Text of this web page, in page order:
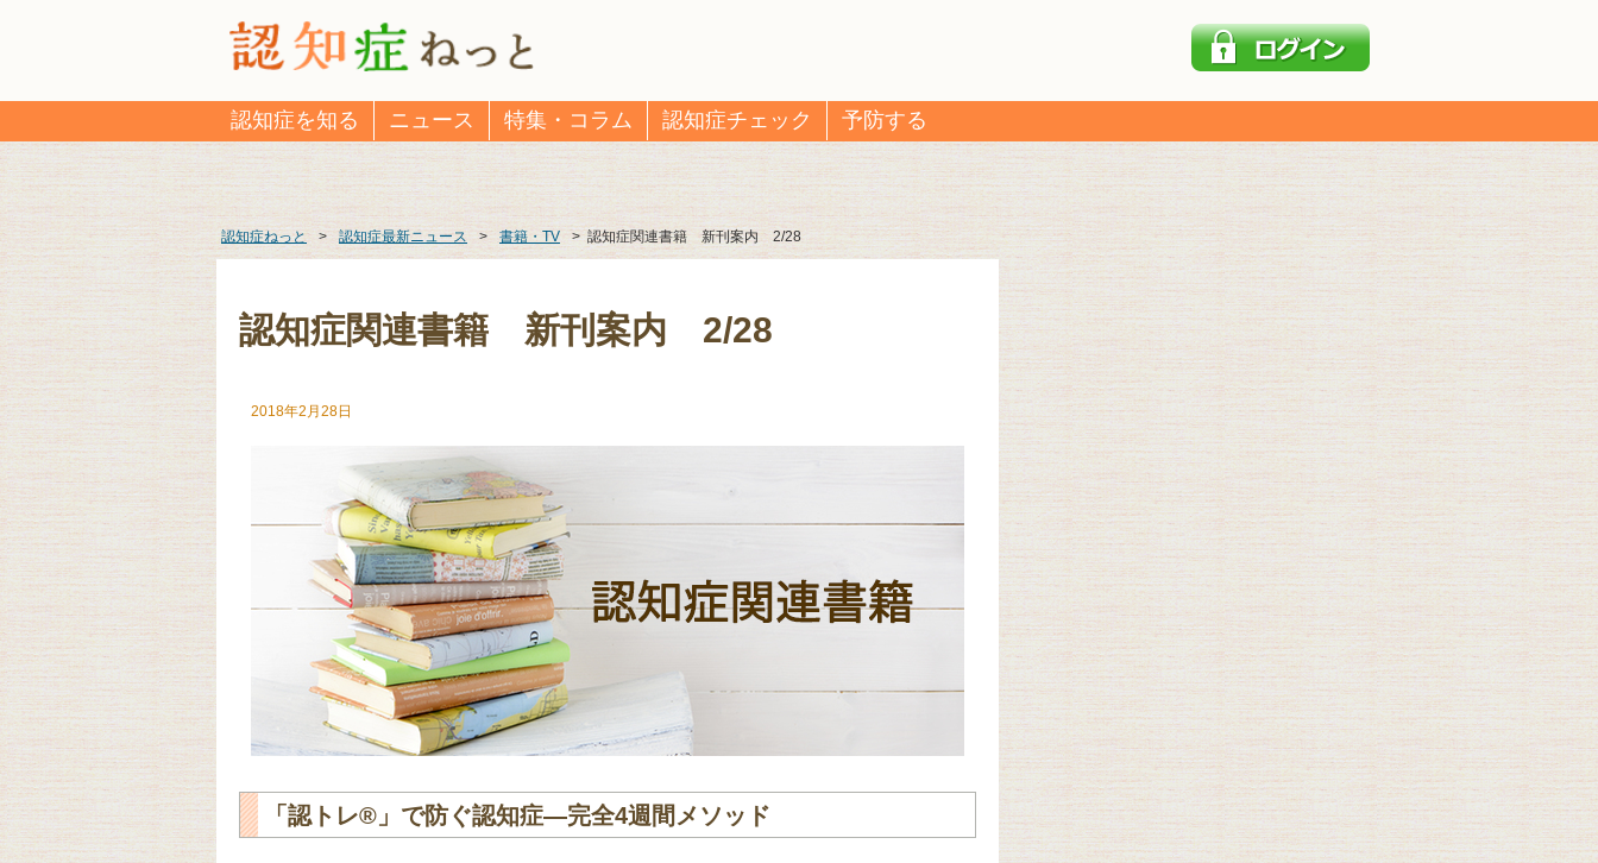
認知症を知る ニュース 特集・コラム 認知症チェック 予防する
認知症ねっと > 認知症最新ニュース > 書籍・TV > 認知症関連書籍 新刊案内 2/28
認知症関連書籍 新刊案内 2/28
2018年2月28日
「認トレ®」で防ぐ認知症―完全4週間メソッド